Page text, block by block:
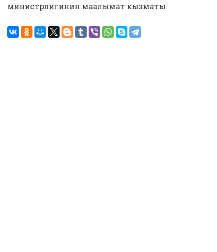
министрлигинин маалымат кызматы